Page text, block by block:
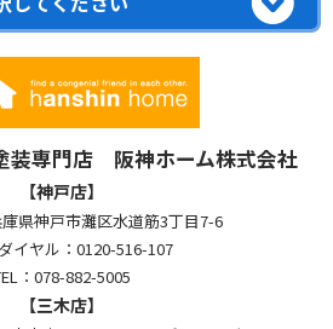
装専門店 阪神ホーム株式会社
【神戸店】
県神戸市灘区水道筋3丁目7-6
イヤル：0120-516-107
：078-882-5005
【三木店】